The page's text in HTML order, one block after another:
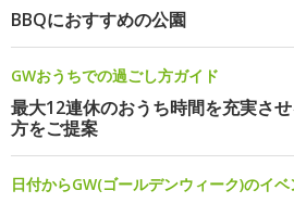
BBQにおすすめの公園
GWおうちでの過ごし方ガイド
最大12連休のおうち時間を充実さ
方をご提案
日付からGW(ゴールデンウィーク)のイ